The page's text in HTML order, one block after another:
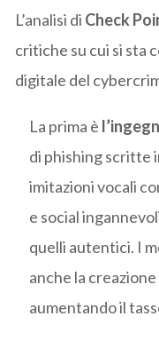
L’analisi di Check
critiche su cui si sta
digitale del
La prima è
di phishing scritte
imitazioni vocali
e social
quelli autentici. I
anche la
aumentando il